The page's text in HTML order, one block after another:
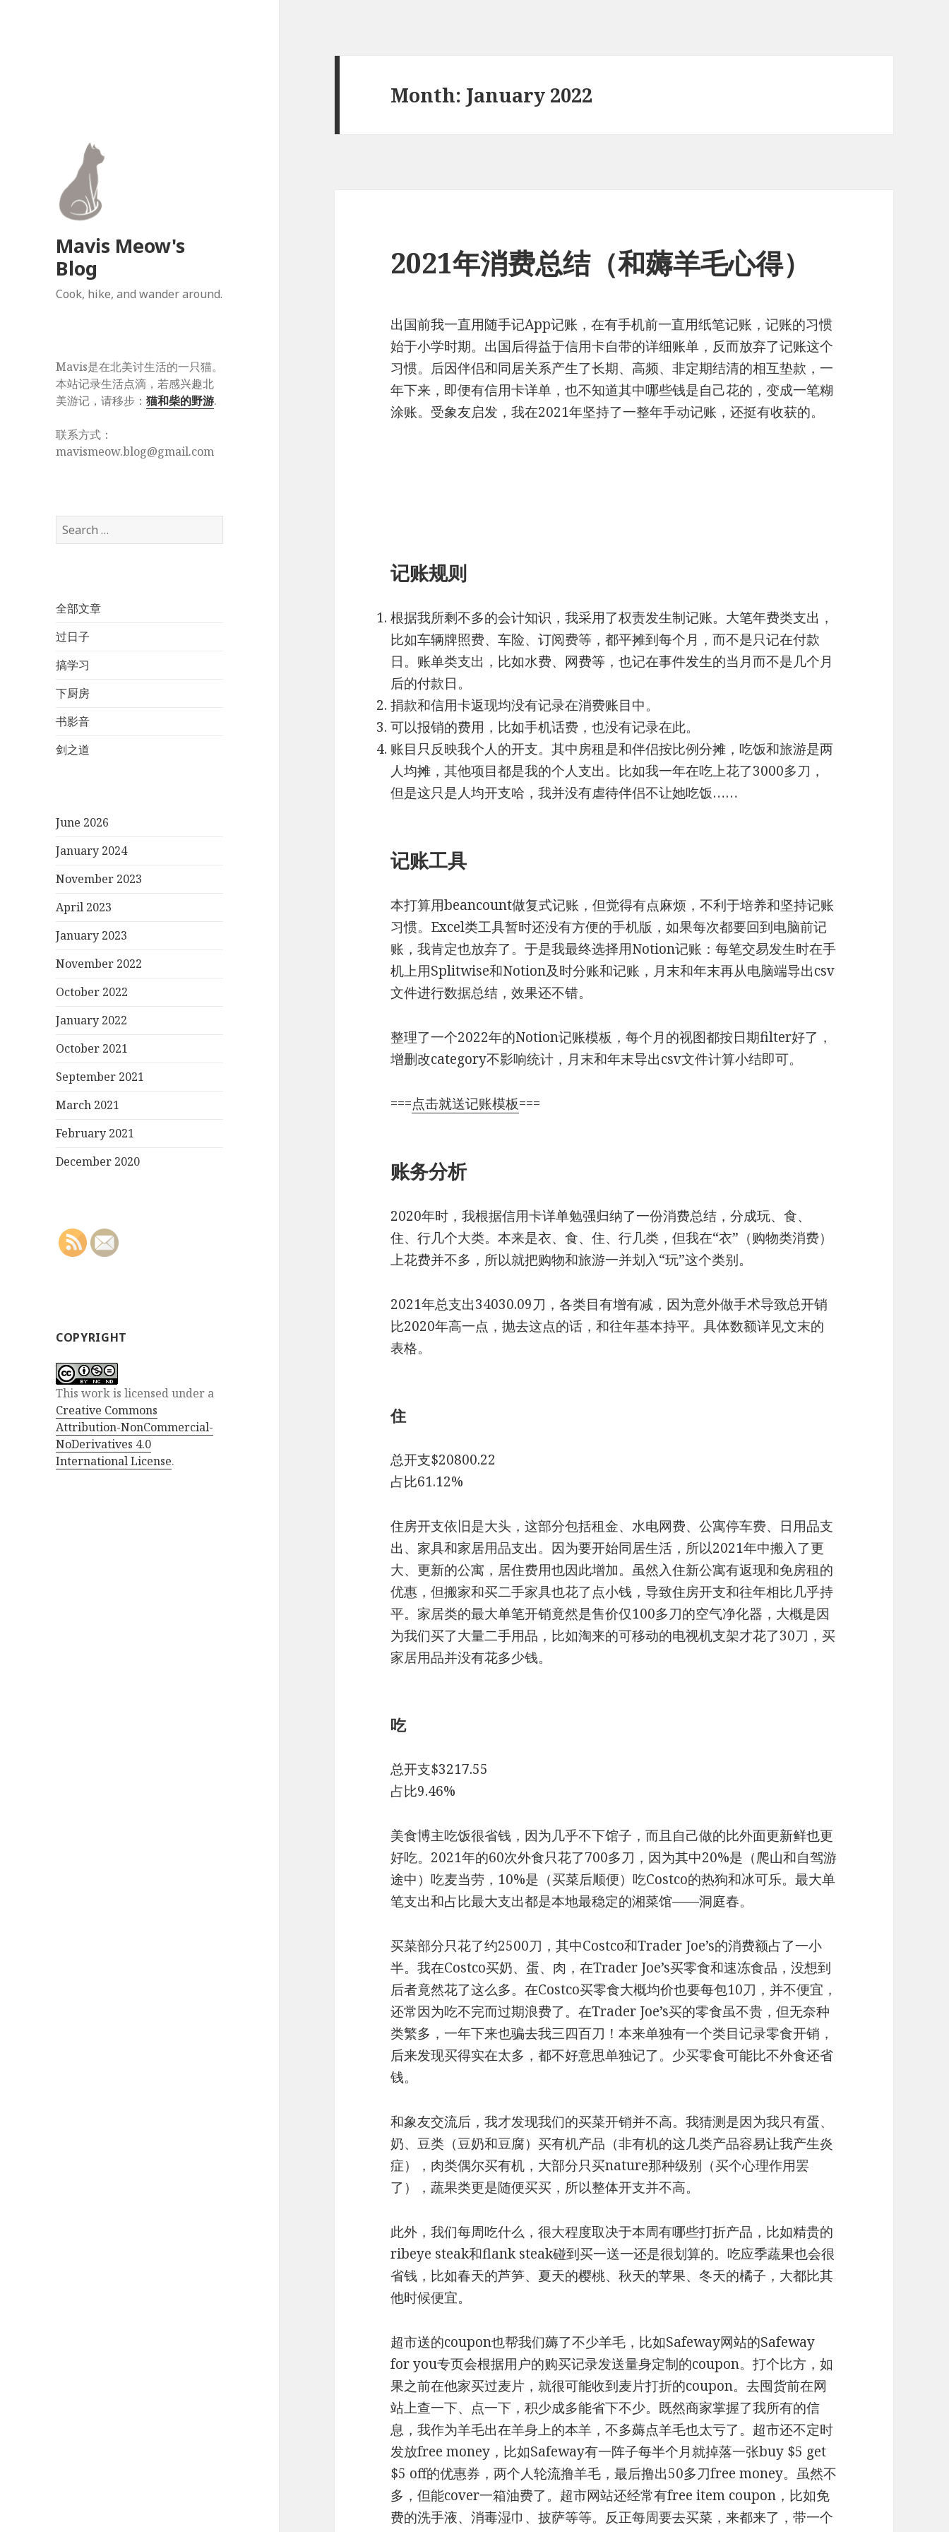
Mavis Meow's
Blog
Cook, hike, and wander around.
Mavis是在北美讨生活的一只猫。
本站记录生活点滴，若感兴趣北
美游记，请移步：猫和柴的野游.
联系方式：
mavismeow.blog@gmail.com
Search
for:
全部文章
过日子
搞学习
下厨房
书影音
剑之道
June 2026
January 2024
November 2023
April 2023
January 2023
November 2022
October 2022
January 2022
October 2021
September 2021
March 2021
February 2021
December 2020
COPYRIGHT
This work is licensed under a
Creative Commons
Attribution-NonCommercial-
NoDerivatives 4.0
International License.
Month: January 2022
2021年消费总结（和薅羊毛心得）
出国前我一直用随手记App记账，在有手机前一直用纸笔记账，记账的习惯
始于小学时期。出国后得益于信用卡自带的详细账单，反而放弃了记账这个
习惯。后因伴侣和同居关系产生了长期、高频、非定期结清的相互垫款，一
年下来，即便有信用卡详单，也不知道其中哪些钱是自己花的，变成一笔糊
涂账。受象友启发，我在2021年坚持了一整年手动记账，还挺有收获的。
记账规则
根据我所剩不多的会计知识，我采用了权责发生制记账。大笔年费类支出，
比如车辆牌照费、车险、订阅费等，都平摊到每个月，而不是只记在付款
日。账单类支出，比如水费、网费等，也记在事件发生的当月而不是几个月
后的付款日。
捐款和信用卡返现均没有记录在消费账目中。
可以报销的费用，比如手机话费，也没有记录在此。
账目只反映我个人的开支。其中房租是和伴侣按比例分摊，吃饭和旅游是两
人均摊，其他项目都是我的个人支出。比如我一年在吃上花了3000多刀，
但是这只是人均开支哈，我并没有虐待伴侣不让她吃饭……
记账工具
本打算用beancount做复式记账，但觉得有点麻烦，不利于培养和坚持记账
习惯。Excel类工具暂时还没有方便的手机版，如果每次都要回到电脑前记
账，我肯定也放弃了。于是我最终选择用Notion记账：每笔交易发生时在手
机上用Splitwise和Notion及时分账和记账，月末和年末再从电脑端导出csv
文件进行数据总结，效果还不错。
整理了一个2022年的Notion记账模板，每个月的视图都按日期filter好了，
增删改category不影响统计，月末和年末导出csv文件计算小结即可。
===点击就送记账模板===
账务分析
2020年时，我根据信用卡详单勉强归纳了一份消费总结，分成玩、食、
住、行几个大类。本来是衣、食、住、行几类，但我在“衣”（购物类消费）
上花费并不多，所以就把购物和旅游一并划入“玩”这个类别。
2021年总支出34030.09刀，各类目有增有减，因为意外做手术导致总开销
比2020年高一点，抛去这点的话，和往年基本持平。具体数额详见文末的
表格。
住
总开支$20800.22
占比61.12%
住房开支依旧是大头，这部分包括租金、水电网费、公寓停车费、日用品支
出、家具和家居用品支出。因为要开始同居生活，所以2021年中搬入了更
大、更新的公寓，居住费用也因此增加。虽然入住新公寓有返现和免房租的
优惠，但搬家和买二手家具也花了点小钱，导致住房开支和往年相比几乎持
平。家居类的最大单笔开销竟然是售价仅100多刀的空气净化器，大概是因
为我们买了大量二手用品，比如淘来的可移动的电视机支架才花了30刀，买
家居用品并没有花多少钱。
吃
总开支$3217.55
占比9.46%
美食博主吃饭很省钱，因为几乎不下馆子，而且自己做的比外面更新鲜也更
好吃。2021年的60次外⻝只花了700多刀，因为其中20%是（爬山和自驾游
途中）吃麦当劳，10%是（买菜后顺便）吃Costco的热狗和冰可乐。最⼤单
笔⽀出和占⽐最⼤支出都是本地最稳定的湘菜馆——洞庭春。
买菜部分只花了约2500刀，其中Costco和Trader Joe’s的消费额占了一小
半。我在Costco买奶、蛋、肉，在Trader Joe’s买零食和速冻食品，没想到
后者竟然花了这么多。在Costco买零食大概均价也要每包10刀，并不便宜，
还常因为吃不完而过期浪费了。在Trader Joe’s买的零食虽不贵，但无奈种
类繁多，一年下来也骗去我三四百刀！本来单独有一个类目记录零食开销，
后来发现买得实在太多，都不好意思单独记了。少买零食可能比不外食还省
钱。
和象友交流后，我才发现我们的买菜开销并不高。我猜测是因为我只有蛋、
奶、豆类（豆奶和豆腐）买有机产品（非有机的这几类产品容易让我产生炎
症），肉类偶尔买有机，大部分只买nature那种级别（买个心理作用罢
了），蔬果类更是随便买买，所以整体开支并不高。
此外，我们每周吃什么，很大程度取决于本周有哪些打折产品，比如精贵的
ribeye steak和flank steak碰到买一送一还是很划算的。吃应季蔬果也会很
省钱，比如春天的芦笋、夏天的樱桃、秋天的苹果、冬天的橘子，大都比其
他时候便宜。
超市送的coupon也帮我们薅了不少羊毛，比如Safeway网站的Safeway
for you专页会根据用户的购买记录发送量身定制的coupon。打个比方，如
果之前在他家买过麦片，就很可能收到麦片打折的coupon。去囤货前在网
站上查一下、点一下，积少成多能省下不少。既然商家掌握了我所有的信
息，我作为羊毛出在羊身上的本羊，不多薅点羊毛也太亏了。超市还不定时
发放free money，比如Safeway有一阵子每半个月就掉落一张buy $5 get
$5 off的优惠券，两个人轮流撸羊毛，最后撸出50多刀free money。虽然不
多，但能cover一箱油费了。超市网站还经常有free item coupon，比如免
费的洗手液、消毒湿巾、披萨等等。反正每周要去买菜，来都来了，带一个